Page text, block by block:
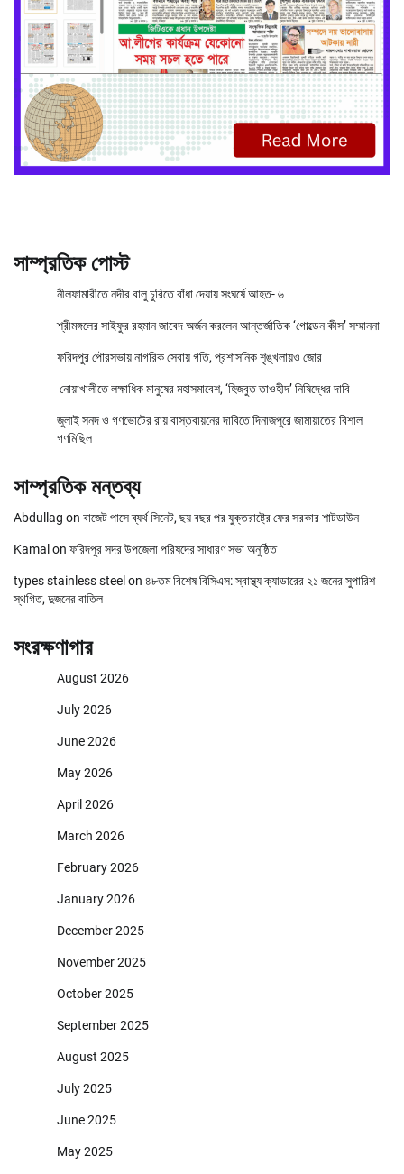
সাম্প্রতিক পোস্ট
নীলফামারীতে নদীর বালু চুরিতে বাঁধা দেয়ায় সংঘর্ষে আহত- ৬
শ্রীমঙ্গলের সাইফুর রহমান জাবেদ অর্জন করলেন আন্তর্জাতিক ‘গোল্ডেন কীস’ সম্মাননা
ফরিদপুর পৌরসভায় নাগরিক সেবায় গতি, প্রশাসনিক শৃঙ্খলায়ও জোর
নোয়াখালীতে লক্ষাধিক মানুষের মহাসমাবেশ, ‘হিজবুত তাওহীদ’ নিষিদ্ধের দাবি
জুলাই সনদ ও গণভোটের রায় বাস্তবায়নের দাবিতে দিনাজপুরে জামায়াতের বিশাল
গণমিছিল
সাম্প্রতিক মন্তব্য
Abdullag on বাজেট পাসে ব্যর্থ সিনেট, ছয় বছর পর যুক্তরাষ্ট্রে ফের সরকার শাটডাউন
Kamal on ফরিদপুর সদর উপজেলা পরিষদের সাধারণ সভা অনুষ্ঠিত
types stainless steel on ৪৮তম বিশেষ বিসিএস: স্বাস্থ্য ক্যাডারের ২১ জনের সুপারিশ
স্থগিত, দুজনের বাতিল
সংরক্ষণাগার
August 2026
July 2026
June 2026
May 2026
April 2026
March 2026
February 2026
January 2026
December 2025
November 2025
October 2025
September 2025
August 2025
July 2025
June 2025
May 2025